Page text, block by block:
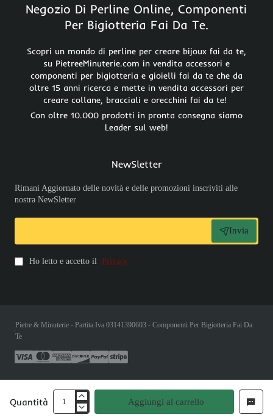
Quantità Aggiungi al carrello
Negozio Di Perline Online, Componenti
Per Bigiotteria Fai Da Te.
Scopri un mondo di perline per creare bijoux fai da te,
su PietreeMinuterie.com in vendita accessori e
componenti per bigiotteria e gioielli fai da te che da
oltre 15 anni ricerca e mette in vendita accessori per
creare collane, bracciali e orecchini fai da te!
Con oltre 10.000 prodotti in pronta consegna siamo
Leader sul web!
NewSletter
Rimani Aggiornato delle novità e delle promozioni inscriviti alle
nostra NewSletter
Invia
Ho letto e accetto il Privacy
Pietre & Minuterie - Partita Iva 03141390603 - Componenti Per Bigiotteria Fai Da
Te